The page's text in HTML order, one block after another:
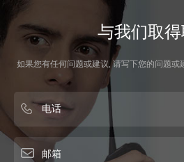
与我们取
如果您有任何问题或建议, 请写下您的问题